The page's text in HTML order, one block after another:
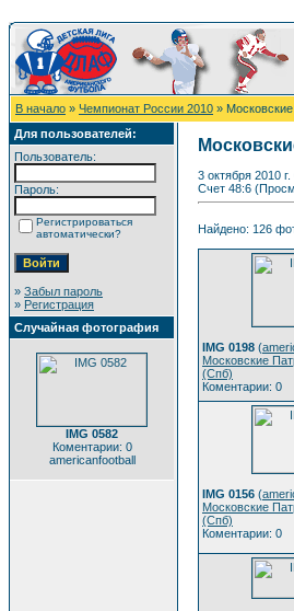
В начало » Чемпионат России 2010 »
Для пользователей:
Пользователь:
Пароль:
Регистрироваться
автоматически?
» Забыл пароль
» Регистрация
Случайная фотография
IMG 0582
Коментарии: 0
americanfootball
3 октября 2010
Счет 48:6
Найдено: 126
IMG 0198 (
Московские
(Спб)
Коментарии: 0
IMG 0156 (
Московские
(Спб)
Коментарии: 0